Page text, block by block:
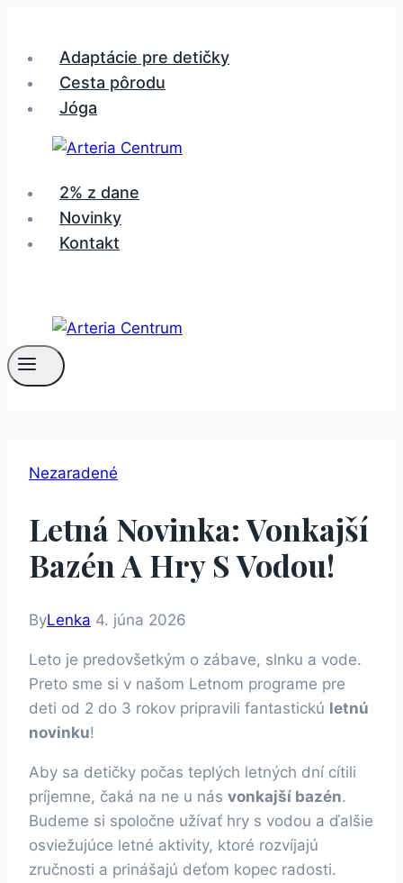
contentAdaptácie pre detičky
Cesta pôrodu
Jóga
2% z dane
Novinky
Kontakt
Nezaradené
Letná Novinka: Vonkajší
Bazén A Hry S Vodou!
ByLenka 4. júna 2026
Leto je predovšetkým o zábave, slnku a vode.
Preto sme si v našom Letnom programe pre
deti od 2 do 3 rokov pripravili fantastickú letnú
novinku!
Aby sa detičky počas teplých letných dní cítili
príjemne, čaká na ne u nás vonkajší bazén.
Budeme si spoločne užívať hry s vodou a ďalšie
osviežujúce letné aktivity, ktoré rozvíjajú
zručnosti a prinášajú deťom kopec radosti.